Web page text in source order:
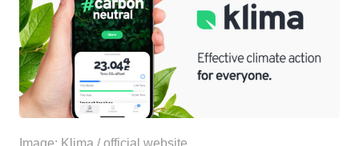
Image: Klima / official website